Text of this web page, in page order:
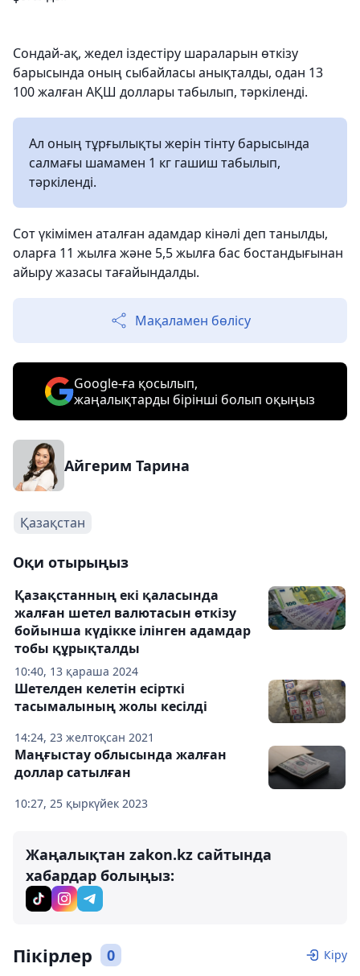
Сондай-ақ, жедел іздестіру шараларын өткізу
барысында оның сыбайласы анықталды, одан 13
100 жалған АҚШ доллары табылып, тәркіленді.
Ал оның тұрғылықты жерін тінту барысында
салмағы шамамен 1 кг гашиш табылып,
тәркіленді.
Сот үкімімен аталған адамдар кінәлі деп танылды,
оларға 11 жылға және 5,5 жылға бас бостандығынан
айыру жазасы тағайындалды.
Мақаламен бөлісу
Google-ға қосылып,
жаңалықтарды бірінші болып оқыңыз
Айгерим Тарина
Қазақстан
Оқи отырыңыз
10:40, 13 қараша 2024
Қазақстанның екі қаласында
жалған шетел валютасын өткізу
бойынша күдікке ілінген адамдар
тобы құрықталды
14:24, 23 желтоқсан 2021
Шетелден келетін есірткі
тасымалының жолы кесілді
10:27, 25 қыркүйек 2023
Маңғыстау облысында жалған
доллар сатылған
Жаңалықтан zakon.kz сайтында
хабардар болыңыз:
Пікірлер 0 Кіру